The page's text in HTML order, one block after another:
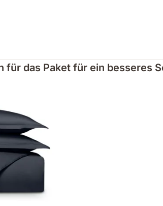
für das Paket für ein besseres